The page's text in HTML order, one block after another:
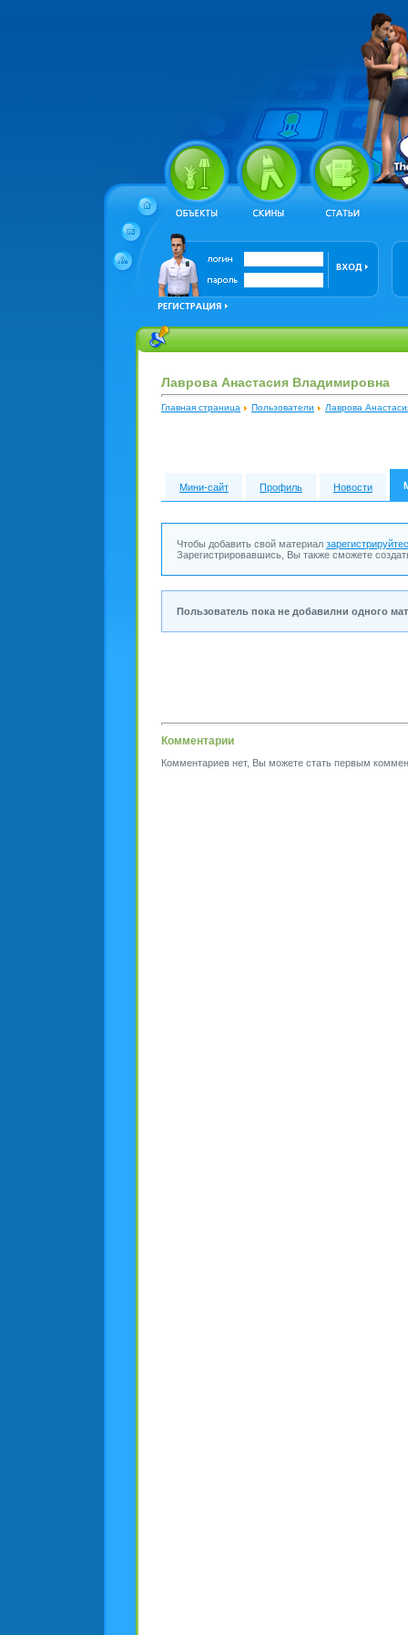
Лаврова Анастасия Владимировна
Главная страница Пользователи Лаврова
Мини-сайт Профиль Новости
Чтобы добавить свой материал
Зарегистрировавшись, Вы также сможете
Пользователь пока не добавилни одного
Комментарии
Комментариев нет, Вы можете стать первым